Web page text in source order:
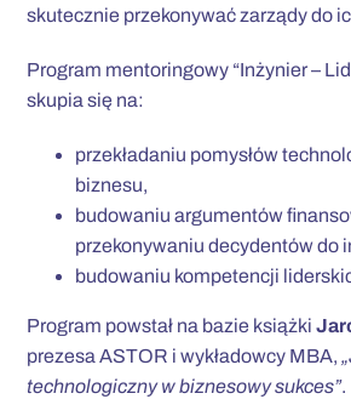
skutecznie przekonywać zarządy do
Program mentoringowy “Inżynier –
skupia się na:
przekładaniu pomysłów
biznesu,
budowaniu argumentów
przekonywaniu decydentów do
budowaniu kompetencji
Program powstał na bazie książki
prezesa ASTOR i wykładowcy MBA,
technologiczny w biznesowy sukces”.